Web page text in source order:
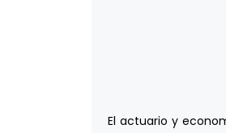
El actuario y